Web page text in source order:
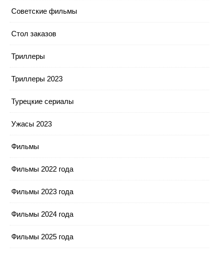
Советские фильмы
Стол заказов
Триллеры
Триллеры 2023
Турецкие сериалы
Ужасы 2023
Фильмы
Фильмы 2022 года
Фильмы 2023 года
Фильмы 2024 года
Фильмы 2025 года